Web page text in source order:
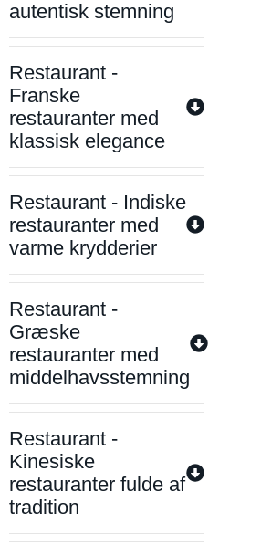
autentisk stemning
Restaurant -
Franske
restauranter med
klassisk elegance
Restaurant - Indiske
restauranter med
varme krydderier
Restaurant -
Græske
restauranter med
middelhavsstemning
Restaurant -
Kinesiske
restauranter fulde af
tradition